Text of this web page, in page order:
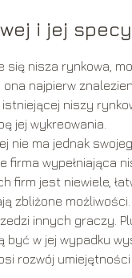
i jej
się nisza rynkowa,
najpierw
niszy
jej wykreowania.
nie ma jednak
firma wypełniająca
firm jest niewiele,
zbliżone
innych graczy.
być w jej wypadku
rozwój umiejętności